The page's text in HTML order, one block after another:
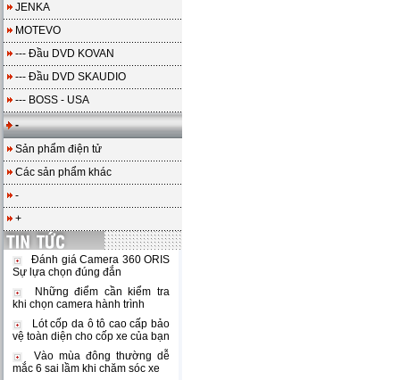
JENKA
MOTEVO
--- Đầu DVD KOVAN
--- Đầu DVD SKAUDIO
--- BOSS - USA
-
Sản phẩm điện tử
Các sản phẩm khác
-
+
Đánh giá Camera 360 ORIS
Sự lựa chọn đúng đắn
Những điểm cần kiểm tra
khi chọn camera hành trình
Lót cốp da ô tô cao cấp bảo
vệ toàn diện cho cốp xe của bạn
Vào mùa đông thường dễ
mắc 6 sai lầm khi chăm sóc xe